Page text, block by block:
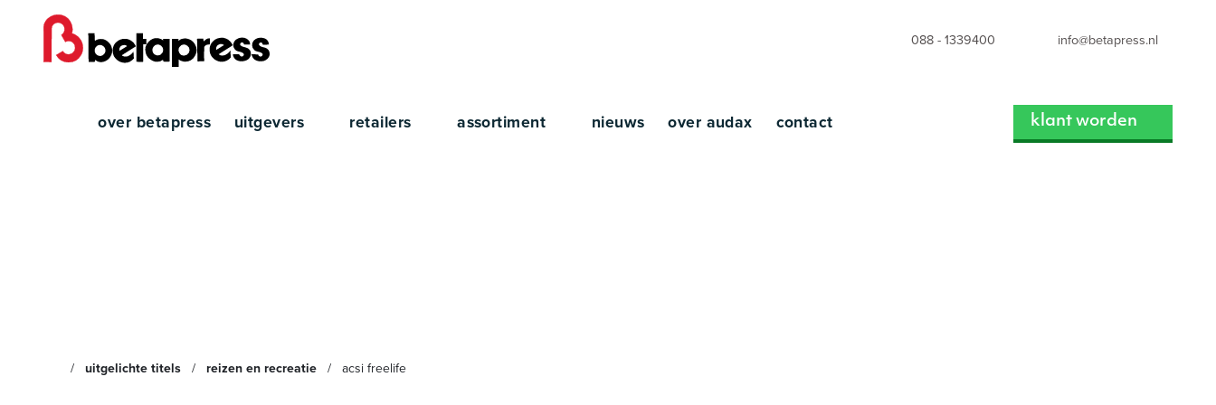
088 - 1339400 info@betapress.nl
over betapress uitgevers retailers assortiment nieuws over audax contact klant worden
uitgelichte titels reizen en recreatie acsi freelife